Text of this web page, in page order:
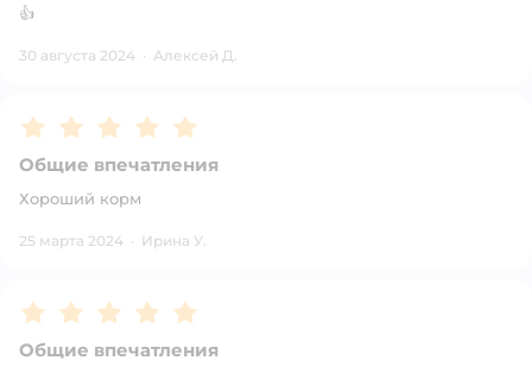
👍
30 августа 2024 · Алексей Д.
Рейтинг:5
Общие впечатления
Хороший корм
25 марта 2024 · Ирина У.
Рейтинг:5
Общие впечатления